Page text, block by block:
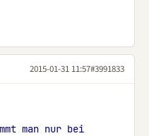
2015-01-31 11:57#3991833
man nur bei